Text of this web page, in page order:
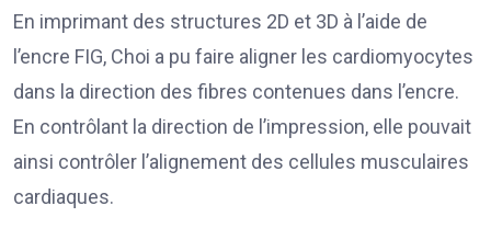
En imprimant des structures 2D et 3D à l’aide de
l’encre FIG, Choi a pu faire aligner les cardiomyocytes
dans la direction des fibres contenues dans l’encre.
En contrôlant la direction de l’impression, elle pouvait
ainsi contrôler l’alignement des cellules musculaires
cardiaques.